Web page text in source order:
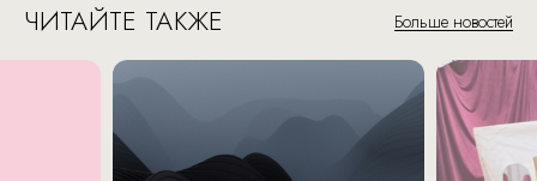
ЧИТАЙТЕ ТАКЖЕ Больше новостей